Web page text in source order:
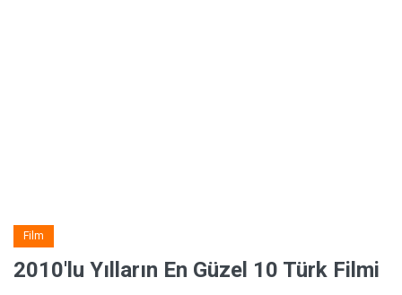
Film
2010'lu Yılların En Güzel 10 Türk Filmi